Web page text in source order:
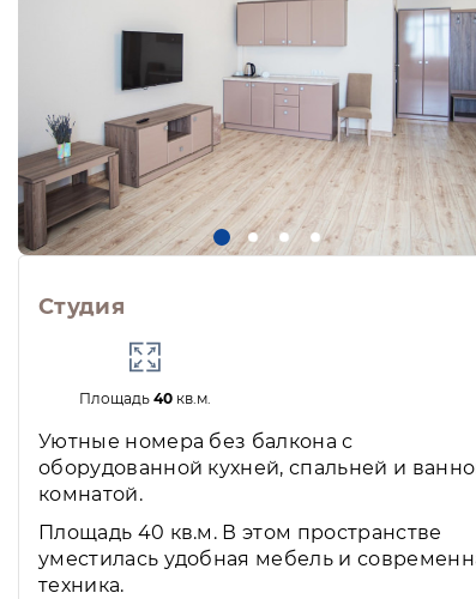
Студия
Площадь 40кв.м.
Уютные номера без балкона с
оборудованной кухней, спальней и
комнатой.
Площадь 40 кв.м. В этом пространстве
уместилась удобная мебель и
техника.